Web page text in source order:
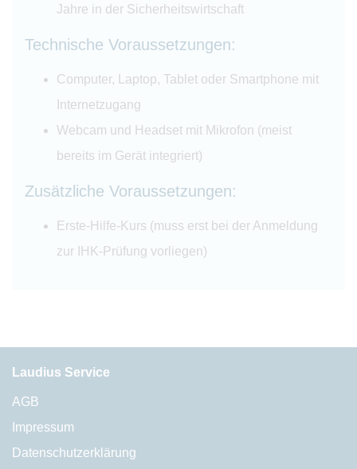
Jahre in der Sicherheitswirtschaft
Technische Voraussetzungen:
Computer, Laptop, Tablet oder Smartphone mit
Internetzugang
Webcam und Headset mit Mikrofon (meist
bereits im Gerät integriert)
Zusätzliche Voraussetzungen:
Erste-Hilfe-Kurs (muss erst bei der Anmeldung
zur IHK-Prüfung vorliegen)
Laudius Service
AGB
Impressum
Datenschutzerklärung